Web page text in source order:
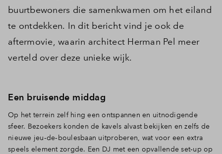
buurtbewoners die samenkwamen om het eiland
te ontdekken. In dit bericht vind je ook de
aftermovie, waarin architect Herman Pel meer
verteld over deze unieke wijk.
Een bruisende middag
Op het terrein zelf hing een ontspannen en uitnodigende
sfeer. Bezoekers konden de kavels alvast bekijken en zelfs de
nieuwe jeu‑de‑boulesbaan uitproberen, wat voor een extra
speels element zorgde. Een DJ met een opvallende set‑up op